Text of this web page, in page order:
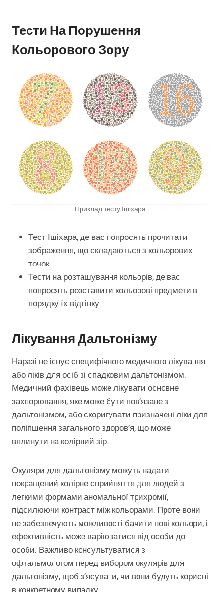
Тести На Порушення
Кольорового Зору
Приклад тесту Ішіхара
Тест Ішіхара, де вас попросять прочитати
зображення, що складаються з кольорових
точок.
Тести на розташування кольорів, де вас
попросять розставити кольорові предмети в
порядку їх відтінку.
Лікування Дальтонізму
Наразі не існує специфічного медичного лікування
або ліків для осіб зі спадковим дальтонізмом.
Медичний фахівець може лікувати основне
захворювання, яке може бути пов’язане з
дальтонізмом, або скоригувати призначені ліки для
поліпшення загального здоров’я, що може
вплинути на колірний зір.
Окуляри для дальтонізму можуть надати
покращений колірне сприйняття для людей з
легкими формами аномальної трихромії,
підсилюючи контраст між кольорами. Проте вони
не забезпечують можливості бачити нові кольори, і
ефективність може варіюватися від особи до
особи. Важливо консультуватися з
офтальмологом перед вибором окулярів для
дальтонізму, щоб з’ясувати, чи вони будуть корисні